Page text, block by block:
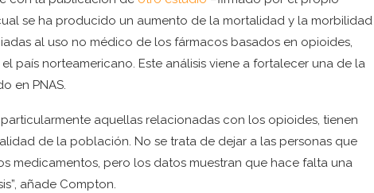
se ha producido un aumento de la mortalidad y la morbilidad
al uso no médico de los fármacos basados en opioides,
país norteamericano. Este análisis viene a fortalecer una de la
en PNAS.
aquellas relacionadas con los opioides, tienen
de la población. No se trata de dejar a las personas que
medicamentos, pero los datos muestran que hace falta una
añade Compton.